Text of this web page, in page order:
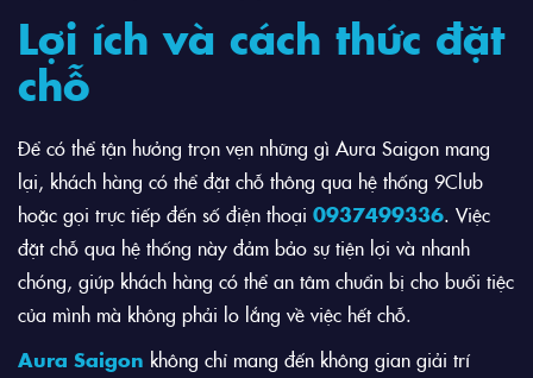
Lợi ích và cách thức đặt
chỗ
Để có thể tận hưởng trọn vẹn những gì Aura Saigon mang
lại, khách hàng có thể đặt chỗ thông qua hệ thống 9Club
hoặc gọi trực tiếp đến số điện thoại 0937499336. Việc
đặt chỗ qua hệ thống này đảm bảo sự tiện lợi và nhanh
chóng, giúp khách hàng có thể an tâm chuẩn bị cho buổi tiệc
của mình mà không phải lo lắng về việc hết chỗ.
Aura Saigon không chỉ mang đến không gian giải trí